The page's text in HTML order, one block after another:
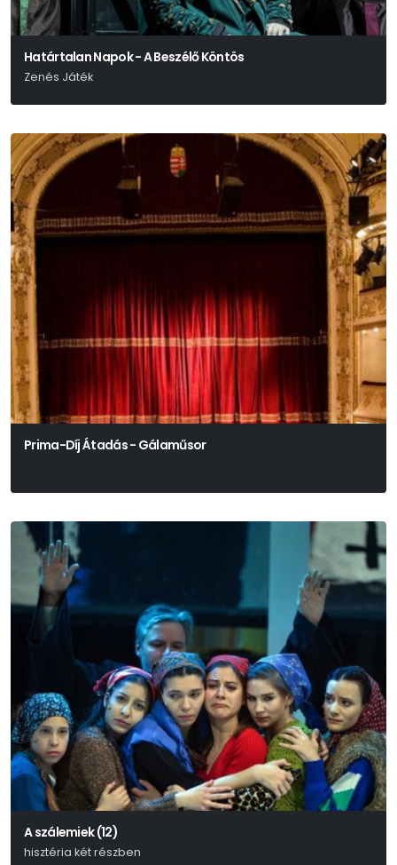
Határtalan Napok - A Beszélő Köntös
Zenés Játék
Prima-Díj Átadás - Gálaműsor
A szálemiek (12)
hisztéria két részben